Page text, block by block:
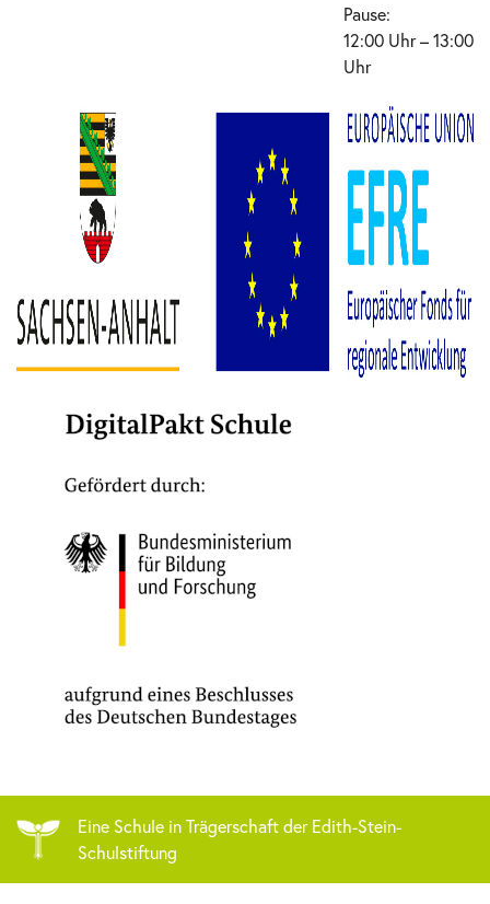
Pause:
12:00 Uhr – 13:00
Uhr
Eine Schule in Trägerschaft der Edith-Stein-
Schulstiftung